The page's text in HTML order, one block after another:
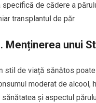
specifică de cădere a
transplantul de păr.
Menținerea unui
stil de viață sănătos
moderat de alcool,
sănătatea și aspectul